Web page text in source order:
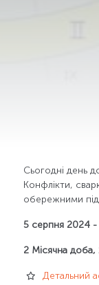
Сьогодні день
Конфлікти,
обережними
5 серпня 2024 -
2 Місячна
Детальний